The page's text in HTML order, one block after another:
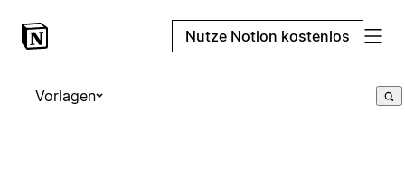
Nutze Notion kostenlos
Vorlagen